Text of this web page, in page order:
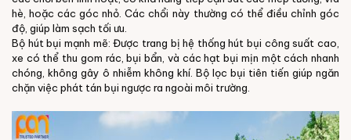
hè, hoặc các góc nhỏ. Các chổi này thường có thể điều chỉnh góc
độ, giúp làm sạch tối ưu.
Bộ hút bụi mạnh mẽ: Được trang bị hệ thống hút bụi công suất cao,
xe có thể thu gom rác, bụi bẩn, và các hạt bụi mịn một cách nhanh
chóng, không gây ô nhiễm không khí. Bộ lọc bụi tiên tiến giúp ngăn
chặn việc phát tán bụi ngược ra ngoài môi trường.